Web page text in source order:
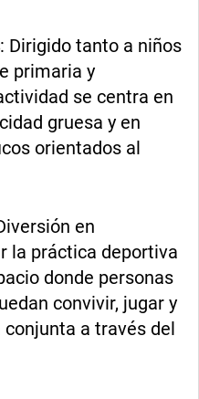
: Dirigido tanto a niños
primaria y
se centra en
gruesa y en
orientados al
en
la práctica deportiva
donde personas
convivir, jugar y
a través del